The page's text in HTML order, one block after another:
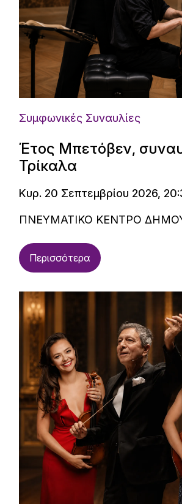
Συμφωνικές Συναυλίες
Έτος Μπετόβεν,
Τρίκαλα
Κυρ. 20 Σεπτεμβρίου 2026,
ΠΝΕΥΜΑΤΙΚΟ ΚΕΝΤΡΟ
Περισσότερα